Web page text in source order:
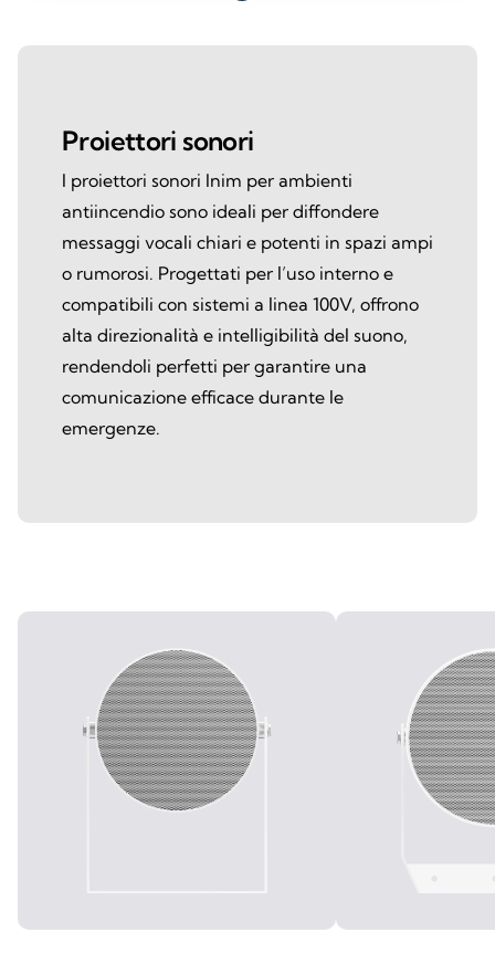
Proiettori sonori
I proiettori sonori Inim per ambienti
antiincendio sono ideali per diffondere
messaggi vocali chiari e potenti in spazi ampi
o rumorosi. Progettati per l’uso interno e
compatibili con sistemi a linea 100V, offrono
alta direzionalità e intelligibilità del suono,
rendendoli perfetti per garantire una
comunicazione efficace durante le
emergenze.